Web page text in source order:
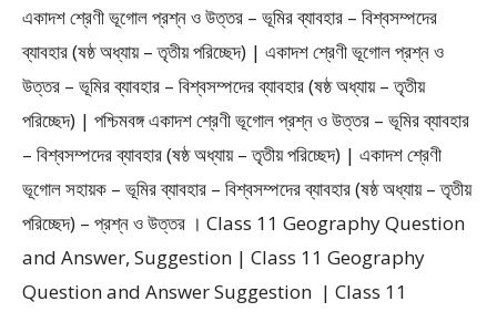
একাদশ শ্রেণী ভূগোল প্রশ্ন ও উত্তর – ভূমির ব্যাবহার – বিশ্বসম্পদের
ব্যাবহার (ষষ্ঠ অধ্যায় – তৃতীয় পরিচ্ছেদ) | একাদশ শ্রেণী ভূগোল প্রশ্ন ও
উত্তর – ভূমির ব্যাবহার – বিশ্বসম্পদের ব্যাবহার (ষষ্ঠ অধ্যায় – তৃতীয়
পরিচ্ছেদ) | পশ্চিমবঙ্গ একাদশ শ্রেণী ভূগোল প্রশ্ন ও উত্তর – ভূমির ব্যাবহার
– বিশ্বসম্পদের ব্যাবহার (ষষ্ঠ অধ্যায় – তৃতীয় পরিচ্ছেদ) | একাদশ শ্রেণী
ভূগোল সহায়ক – ভূমির ব্যাবহার – বিশ্বসম্পদের ব্যাবহার (ষষ্ঠ অধ্যায় – তৃতীয়
পরিচ্ছেদ) – প্রশ্ন ও উত্তর । Class 11 Geography Question
and Answer, Suggestion | Class 11 Geography
Question and Answer Suggestion | Class 11